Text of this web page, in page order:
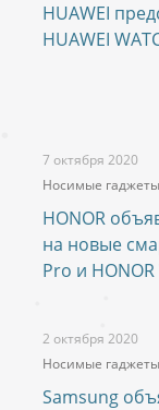
HUAWEI
HUAWEI
7 октября 2020
Носимые гаджеты
HONOR
на новые
Pro и HONOR
2 октября 2020
Носимые гаджеты
Samsung